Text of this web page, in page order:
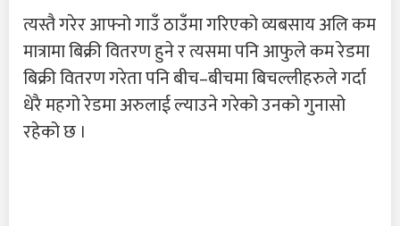
त्यस्तै गरेर आफ्नो गाउँ ठाउँमा गरिएको व्यबसाय अलि कम
मात्रामा बिक्री वितरण हुने र त्यसमा पनि आफुले कम रेडमा
बिक्री वितरण गरेता पनि बीच–बीचमा बिचल्लीहरुले गर्दा
धेरै महगो रेडमा अरुलाई ल्याउने गरेको उनको गुनासो
रहेको छ ।